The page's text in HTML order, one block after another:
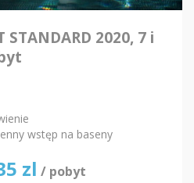
STANDARD 2020, 7 i
wstęp na baseny
zl / pobyt